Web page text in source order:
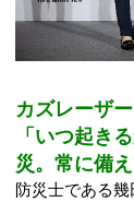
カズレーザ
「いつ起き
災。常に備
防災士である